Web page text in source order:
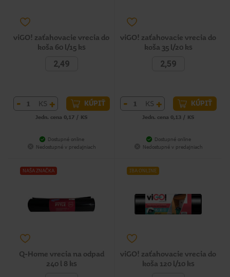
viGO! zaťahovacie vrecia do
koša 60 l/15 ks
2,49
- KS + KÚPIŤ
Jedn. cena 0,17 / KS
Dostupné online
Nedostupné v predajniach
viGO! zaťahovacie vrecia do
koša 35 l/20 ks
2,59
- KS + KÚPIŤ
Jedn. cena 0,13 / KS
Dostupné online
Nedostupné v predajniach
NAŠA ZNAČKA
Q-Home vrecia na odpad
240 l 8 ks
IBA ONLINE
viGO! zaťahovacie vrecia do
koša 120 l/10 ks